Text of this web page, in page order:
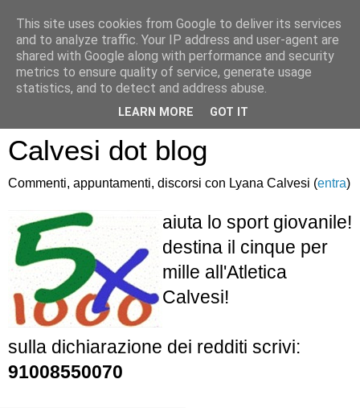
Atletica Sandro
Calvesi dot blog
Commenti, appuntamenti, discorsi con Lyana Calvesi (entra)
aiuta lo sport giovanile!
destina il cinque per
mille all'Atletica
Calvesi!
sulla dichiarazione dei redditi scrivi:
91008550070
This site uses cookies from Google to deliver its services
and to analyze traffic. Your IP address and user-agent are
shared with Google along with performance and security
metrics to ensure quality of service, generate usage
statistics, and to detect and address abuse.
LEARN MORE GOT IT